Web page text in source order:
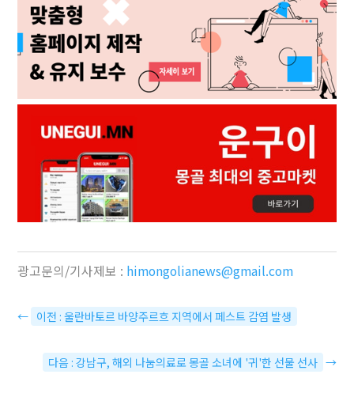
광고문의/기사제보 : himongolianews@gmail.com
← 이전 : 울란바토르 바양주르흐 지역에서 페스트 감염 발생
다음 : 강남구, 해외 나눔의료로 몽골 소녀에 '귀'한 선물 선사 →